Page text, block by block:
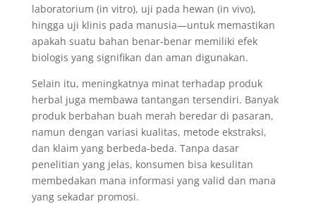
laboratorium (in vitro), uji pada hewan (in vivo),
hingga uji klinis pada manusia—untuk memastikan
apakah suatu bahan benar-benar memiliki efek
biologis yang signifikan dan aman digunakan.
Selain itu, meningkatnya minat terhadap produk
herbal juga membawa tantangan tersendiri. Banyak
produk berbahan buah merah beredar di pasaran,
namun dengan variasi kualitas, metode ekstraksi,
dan klaim yang berbeda-beda. Tanpa dasar
penelitian yang jelas, konsumen bisa kesulitan
membedakan mana informasi yang valid dan mana
yang sekadar promosi.